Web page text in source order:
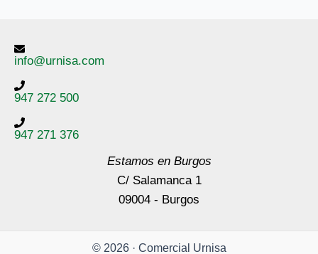
info@urnisa.com
947 272 500
947 271 376
Estamos en Burgos
C/ Salamanca 1
09004 - Burgos
© 2026 · Comercial Urnisa